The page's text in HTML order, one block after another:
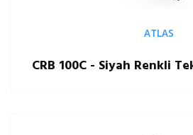
ATLAS
CRB 100C - Siyah Renkli